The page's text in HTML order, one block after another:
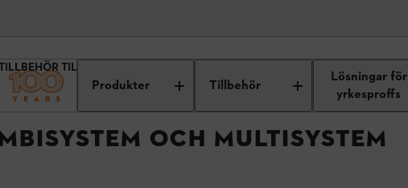
Produkter Tillbehör
Lösningar för
yrkesproffs
TILL KOMBISYSTEM OCH MULTISYSTEM
OCH MULTISYSTEM